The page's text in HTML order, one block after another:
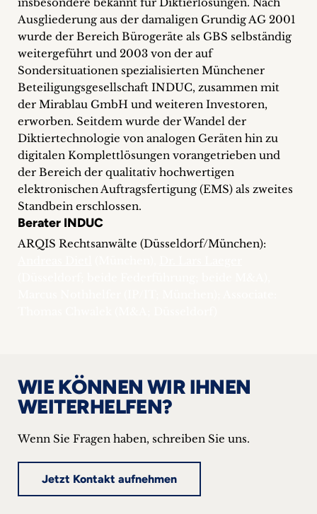
Ausgliederung aus der damaligen Grundig AG 2001
wurde der Bereich Bürogeräte als GBS selbständig
weitergeführt und 2003 von der auf
Sondersituationen spezialisierten Münchener
Beteiligungsgesellschaft INDUC, zusammen mit
der Mirablau GmbH und weiteren Investoren,
erworben. Seitdem wurde der Wandel der
Diktiertechnologie von analogen Geräten hin zu
digitalen Komplettlösungen vorangetrieben und
der Bereich der qualitativ hochwertigen
elektronischen Auftragsfertigung (EMS) als zweites
Standbein erschlossen.
Berater INDUC
ARQIS Rechtsanwälte (Düsseldorf/München):
WIE KÖNNEN WIR IHNEN
WEITERHELFEN?
Wenn Sie Fragen haben, schreiben Sie uns.
Jetzt Kontakt aufnehmen